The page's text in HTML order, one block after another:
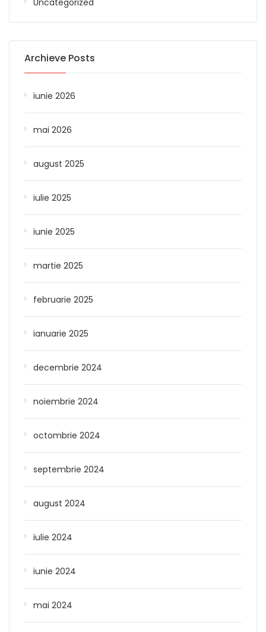
Archieve Posts
iunie 2026
mai 2026
august 2025
iulie 2025
iunie 2025
martie 2025
februarie 2025
ianuarie 2025
decembrie 2024
noiembrie 2024
octombrie 2024
septembrie 2024
august 2024
iulie 2024
iunie 2024
mai 2024